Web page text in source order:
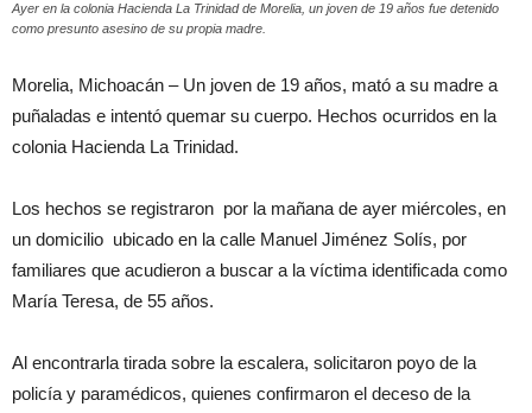
Ayer en la colonia Hacienda La Trinidad de Morelia, un joven de 19 años fue detenido
como presunto asesino de su propia madre.
Morelia, Michoacán – Un joven de 19 años, mató a su madre a
puñaladas e intentó quemar su cuerpo. Hechos ocurridos en la
colonia Hacienda La Trinidad.
Los hechos se registraron por la mañana de ayer miércoles, en
un domicilio ubicado en la calle Manuel Jiménez Solís, por
familiares que acudieron a buscar a la víctima identificada como
María Teresa, de 55 años.
Al encontrarla tirada sobre la escalera, solicitaron poyo de la
policía y paramédicos, quienes confirmaron el deceso de la